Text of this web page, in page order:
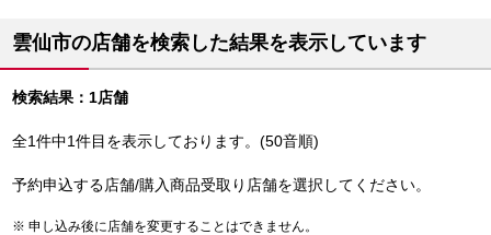
雲仙市の店舗を検索した結果を表示しています
検索結果：1店舗
全1件中1件目を表示しております。(50音順)
予約申込する店舗/購入商品受取り店舗を選択してください。
申し込み後に店舗を変更することはできません。